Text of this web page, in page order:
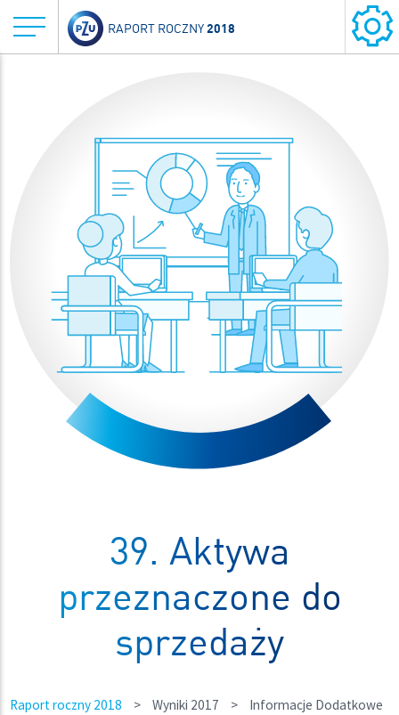
RAPORT ROCZNY2018
39. Aktywa
przeznaczone do
sprzedaży
Raport roczny 2018 > Wyniki 2017 >
Informacje Dodatkowe